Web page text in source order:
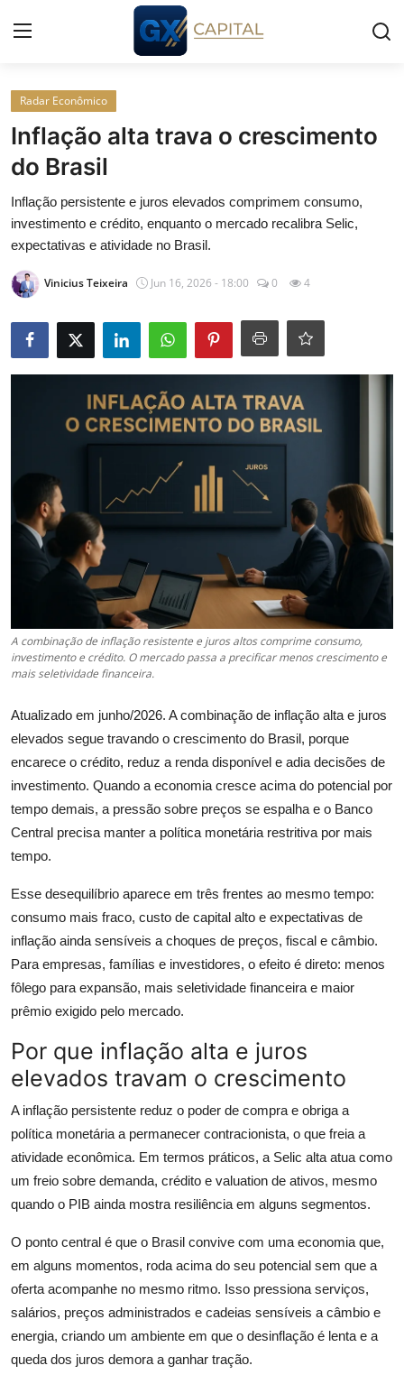
Entrar
Cursos
Simuladores
Wealth
Histórias
Contato
Câmbio
Crédito Empresarial
Newsletter
Radar Econômico
GX explica
Investimentos
Seguro de Vida
Motores do Brasil
Radar Econômico
Inflação alta trava o crescimento
do Brasil
Inflação persistente e juros elevados comprimem consumo,
investimento e crédito, enquanto o mercado recalibra Selic,
expectativas e atividade no Brasil.
Vinicius Teixeira Jun 16, 2026 - 18:00 0 4
A combinação de inflação resistente e juros altos comprime consumo,
investimento e crédito. O mercado passa a precificar menos crescimento e
mais seletividade financeira.
Atualizado em junho/2026. A combinação de inflação alta e juros
elevados segue travando o crescimento do Brasil, porque
encarece o crédito, reduz a renda disponível e adia decisões de
investimento. Quando a economia cresce acima do potencial por
tempo demais, a pressão sobre preços se espalha e o Banco
Central precisa manter a política monetária restritiva por mais
tempo.
Esse desequilíbrio aparece em três frentes ao mesmo tempo:
consumo mais fraco, custo de capital alto e expectativas de
inflação ainda sensíveis a choques de preços, fiscal e câmbio.
Para empresas, famílias e investidores, o efeito é direto: menos
fôlego para expansão, mais seletividade financeira e maior
prêmio exigido pelo mercado.
Por que inflação alta e juros
elevados travam o crescimento
A inflação persistente reduz o poder de compra e obriga a
política monetária a permanecer contracionista, o que freia a
atividade econômica. Em termos práticos, a Selic alta atua como
um freio sobre demanda, crédito e valuation de ativos, mesmo
quando o PIB ainda mostra resiliência em alguns segmentos.
O ponto central é que o Brasil convive com uma economia que,
em alguns momentos, roda acima do seu potencial sem que a
oferta acompanhe no mesmo ritmo. Isso pressiona serviços,
salários, preços administrados e cadeias sensíveis a câmbio e
energia, criando um ambiente em que o desinflação é lenta e a
queda dos juros demora a ganhar tração.